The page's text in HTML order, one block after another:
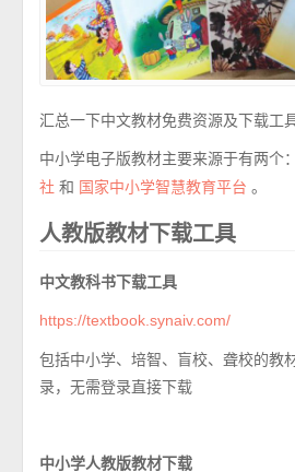
汇总一下中文教材免费资源及下载工具
中小学电子版教材主要来源于有两个：
社 和 国家中小学智慧教育平台 。
人教版教材下载工具
中文教科书下载工具
https://textbook.synaiv.com/
包括中小学、培智、盲校、聋校的教
录，无需登录直接下载
中小学人教版教材下载